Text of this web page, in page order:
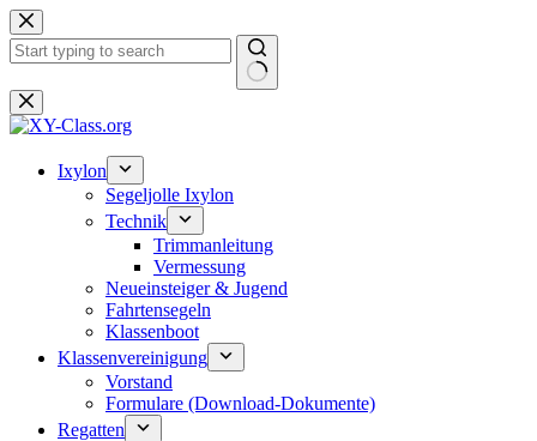
Zum
Inhalt
springen
Keine
Ergebnisse
Ixylon
Segeljolle Ixylon
Technik
Trimmanleitung
Vermessung
Neueinsteiger & Jugend
Fahrtensegeln
Klassenboot
Klassenvereinigung
Vorstand
Formulare (Download-Dokumente)
Regatten